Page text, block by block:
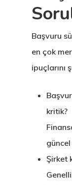
Başvuru
en çok
ipuçlarını
kritik?
güncel
Şirket